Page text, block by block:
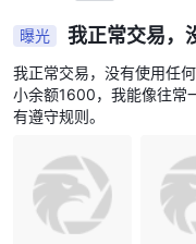
曝光
我正常交易，
在第一轮中，我有
提取它。我可以玩
我正常交易，没有使用任
小余额1600，我能像往常
有遵守规则。